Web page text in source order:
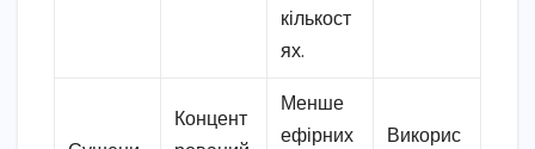
кількост
ях.
Концент
Менше
ефірних
Викорис